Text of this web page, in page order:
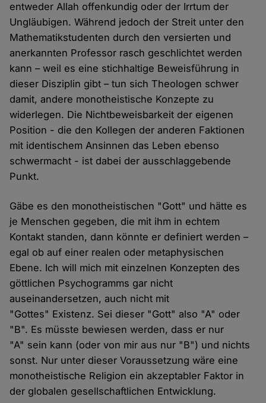
entweder Allah offenkundig oder der Irrtum der
Ungläubigen. Während jedoch der Streit unter den
Mathematikstudenten durch den versierten und
anerkannten Professor rasch geschlichtet werden
kann – weil es eine stichhaltige Beweisführung in
dieser Disziplin gibt – tun sich Theologen schwer
damit, andere monotheistische Konzepte zu
widerlegen. Die Nichtbeweisbarkeit der eigenen
Position - die den Kollegen der anderen Faktionen
mit identischem Ansinnen das Leben ebenso
schwermacht - ist dabei der ausschlaggebende
Punkt.
Gäbe es den monotheistischen "Gott" und hätte es
je Menschen gegeben, die mit ihm in echtem
Kontakt standen, dann könnte er definiert werden –
egal ob auf einer realen oder metaphysischen
Ebene. Ich will mich mit einzelnen Konzepten des
göttlichen Psychogramms gar nicht
auseinandersetzen, auch nicht mit
"Gottes" Existenz. Sei dieser "Gott" also "A" oder
"B". Es müsste bewiesen werden, dass er nur
"A" sein kann (oder von mir aus nur "B") und nichts
sonst. Nur unter dieser Voraussetzung wäre eine
monotheistische Religion ein akzeptabler Faktor in
der globalen gesellschaftlichen Entwicklung.